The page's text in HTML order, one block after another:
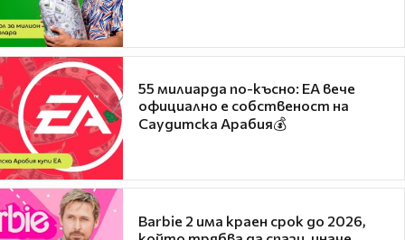
55 милиарда по-късно: EA вече
официално е собственост на
Саудитска Арабия💰
Barbie 2 има краен срок до 2026,